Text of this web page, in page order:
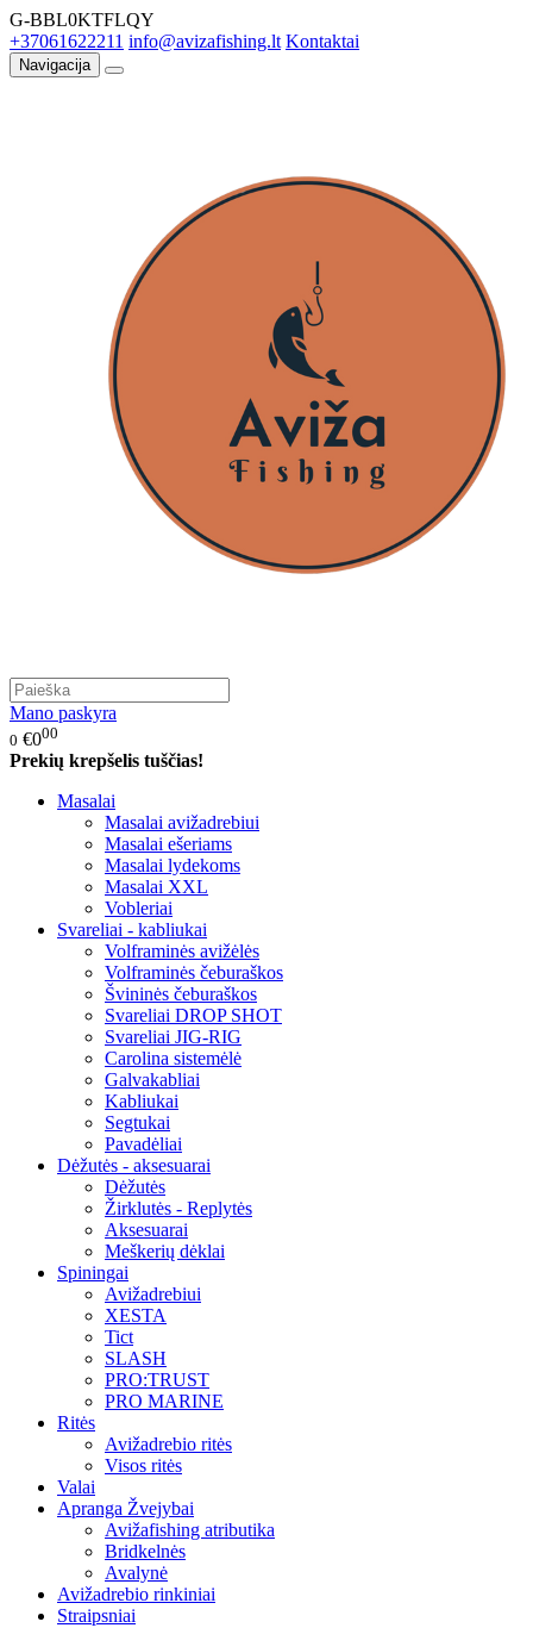
G-BBL0KTFLQY
+37061622211 info@avizafishing.lt Kontaktai
Navigacija
Mano paskyra
0 €000
Prekių krepšelis tuščias!
Masalai
Masalai avižadrebiui
Masalai ešeriams
Masalai lydekoms
Masalai XXL
Vobleriai
Svareliai - kabliukai
Volframinės avižėlės
Volframinės čeburaškos
Švininės čeburaškos
Svareliai DROP SHOT
Svareliai JIG-RIG
Carolina sistemėlė
Galvakabliai
Kabliukai
Segtukai
Pavadėliai
Dėžutės - aksesuarai
Dėžutės
Žirklutės - Replytės
Aksesuarai
Meškerių dėklai
Spiningai
Avižadrebiui
XESTA
Tict
SLASH
PRO:TRUST
PRO MARINE
Ritės
Avižadrebio ritės
Visos ritės
Valai
Apranga Žvejybai
Avižafishing atributika
Bridkelnės
Avalynė
Avižadrebio rinkiniai
Straipsniai